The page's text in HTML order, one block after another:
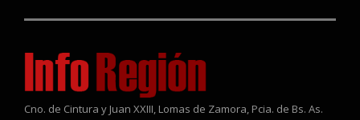
Cno. de Cintura y Juan XXIII, Lomas de Zamora, Pcia. de Bs. As.